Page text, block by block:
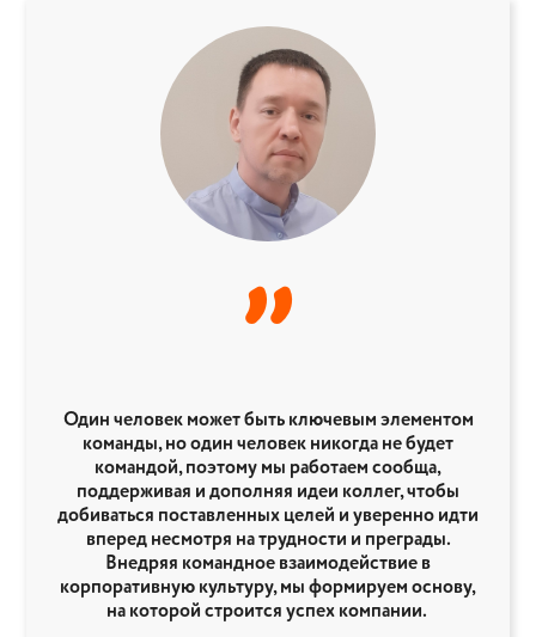
”
Один человек может быть ключевым элементом
команды, но один человек никогда не будет
командой, поэтому мы работаем сообща,
поддерживая и дополняя идеи коллег, чтобы
добиваться поставленных целей и уверенно идти
вперед несмотря на трудности и преграды.
Внедряя командное взаимодействие в
корпоративную культуру, мы формируем основу,
на которой строится успех компании.